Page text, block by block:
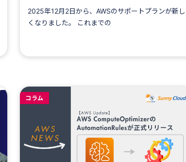
2025年12月2日から、AWSのサポートプランが新し
くなりました。 これまでの
コラム